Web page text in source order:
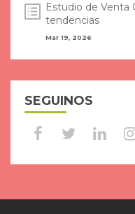
Estudio de Venta
tendencias
Mar 19, 2026
SEGUINOS